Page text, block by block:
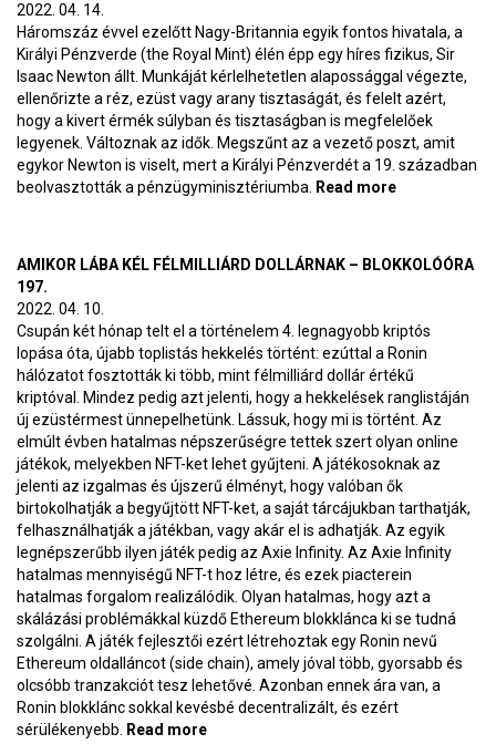
2022. 04. 14.
Háromszáz évvel ezelőtt Nagy-Britannia egyik fontos hivatala, a
Királyi Pénzverde (the Royal Mint) élén épp egy híres fizikus, Sir
Isaac Newton állt. Munkáját kérlelhetetlen alapossággal végezte,
ellenőrizte a réz, ezüst vagy arany tisztaságát, és felelt azért,
hogy a kivert érmék súlyban és tisztaságban is megfelelőek
legyenek. Változnak az idők. Megszűnt az a vezető poszt, amit
egykor Newton is viselt, mert a Királyi Pénzverdét a 19. században
beolvasztották a pénzügyminisztériumba.
Read more
BlokkolóÓra
198.
AMIKOR LÁBA KÉL FÉLMILLIÁRD DOLLÁRNAK – BLOKKOLÓÓRA
197.
2022. 04. 10.
Csupán két hónap telt el a történelem 4. legnagyobb kriptós
lopása óta, újabb toplistás hekkelés történt: ezúttal a Ronin
hálózatot fosztották ki több, mint félmilliárd dollár értékű
kriptóval. Mindez pedig azt jelenti, hogy a hekkelések ranglistáján
új ezüstérmest ünnepelhetünk. Lássuk, hogy mi is történt. Az
elmúlt évben hatalmas népszerűségre tettek szert olyan online
játékok, melyekben NFT-ket lehet gyűjteni. A játékosoknak az
jelenti az izgalmas és újszerű élményt, hogy valóban ők
birtokolhatják a begyűjtött NFT-ket, a saját tárcájukban tarthatják,
felhasználhatják a játékban, vagy akár el is adhatják. Az egyik
legnépszerűbb ilyen játék pedig az Axie Infinity. Az Axie Infinity
hatalmas mennyiségű NFT-t hoz létre, és ezek piacterein
hatalmas forgalom realizálódik. Olyan hatalmas, hogy azt a
skálázási problémákkal küzdő Ethereum blokklánca ki se tudná
szolgálni. A játék fejlesztői ezért létrehoztak egy Ronin nevű
Ethereum oldalláncot (side chain), amely jóval több, gyorsabb és
olcsóbb tranzakciót tesz lehetővé. Azonban ennek ára van, a
Ronin blokklánc sokkal kevésbé decentralizált, és ezért
sérülékenyebb.
Read more